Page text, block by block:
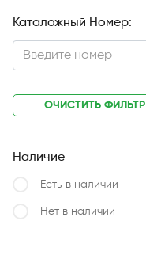
Каталожный Номер:
ОЧИСТИТЬ ФИЛЬТР
Наличие
Есть в наличии
Нет в наличии